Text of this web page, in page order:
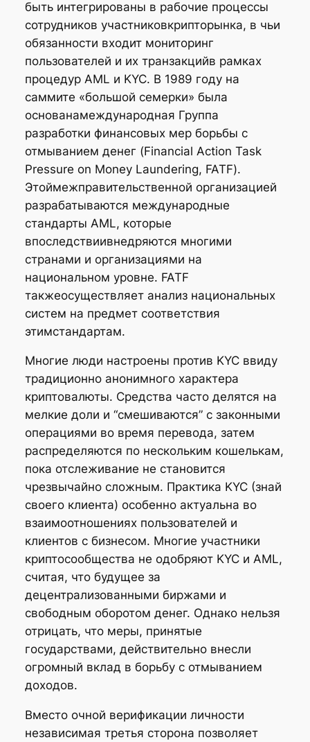
быть интегрированы в рабочие процессы
сотрудников участниковкрипторынка, в чьи
обязанности входит мониторинг
пользователей и их транзакцийв рамках
процедур AML и KYC. В 1989 году на
саммите «большой семерки» была
основанамеждународная Группа
разработки финансовых мер борьбы с
отмыванием денег (Financial Action Task
Pressure on Money Laundering, FATF).
Этоймежправительственной организацией
разрабатываются международные
стандарты AML, которые
впоследствиивнедряются многими
странами и организациями на
национальном уровне. FATF
такжеосуществляет анализ национальных
систем на предмет соответствия
этимстандартам.
Многие люди настроены против KYC ввиду
традиционно анонимного характера
криптовалюты. Средства часто делятся на
мелкие доли и “смешиваются” с законными
операциями во время перевода, затем
распределяются по нескольким кошелькам,
пока отслеживание не становится
чрезвычайно сложным. Практика KYC (знай
своего клиента) особенно актуальна во
взаимоотношениях пользователей и
клиентов с бизнесом. Многие участники
криптосообщества не одобряют KYC и AML,
считая, что будущее за
децентрализованными биржами и
свободным оборотом денег. Однако нельзя
отрицать, что меры, принятые
государствами, действительно внесли
огромный вклад в борьбу с отмыванием
доходов.
Вместо очной верификации личности
независимая третья сторона позволяет